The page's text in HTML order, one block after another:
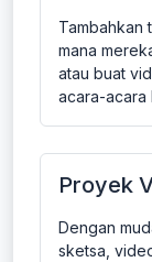
Tambahkan
mana
atau buat
acara-acara
Proyek
Dengan
sketsa,